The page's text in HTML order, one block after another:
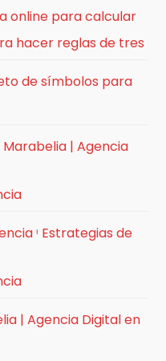
online para calcular
hacer reglas de tres
de símbolos para
| Agencia
ᶥ Estrategias de
| Agencia Digital en